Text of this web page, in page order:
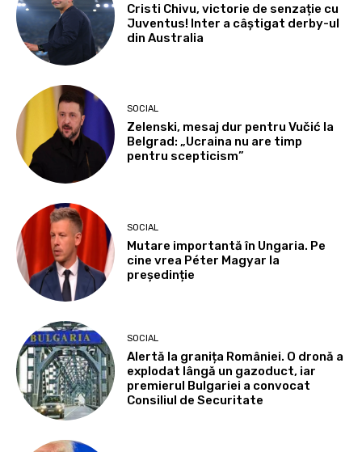
Cristi Chivu, victorie de senzație cu
Juventus! Inter a câștigat derby-ul
din Australia
SOCIAL
Zelenski, mesaj dur pentru Vučić la
Belgrad: „Ucraina nu are timp
pentru scepticism”
SOCIAL
Mutare importantă în Ungaria. Pe
cine vrea Péter Magyar la
președinție
SOCIAL
Alertă la granița României. O dronă a
explodat lângă un gazoduct, iar
premierul Bulgariei a convocat
Consiliul de Securitate